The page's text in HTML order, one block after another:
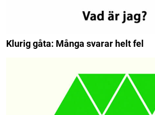
Klurig gåta: Många svarar helt fel